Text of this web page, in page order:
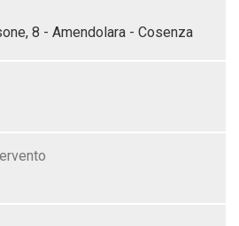
8 - Amendolara - Cosenza